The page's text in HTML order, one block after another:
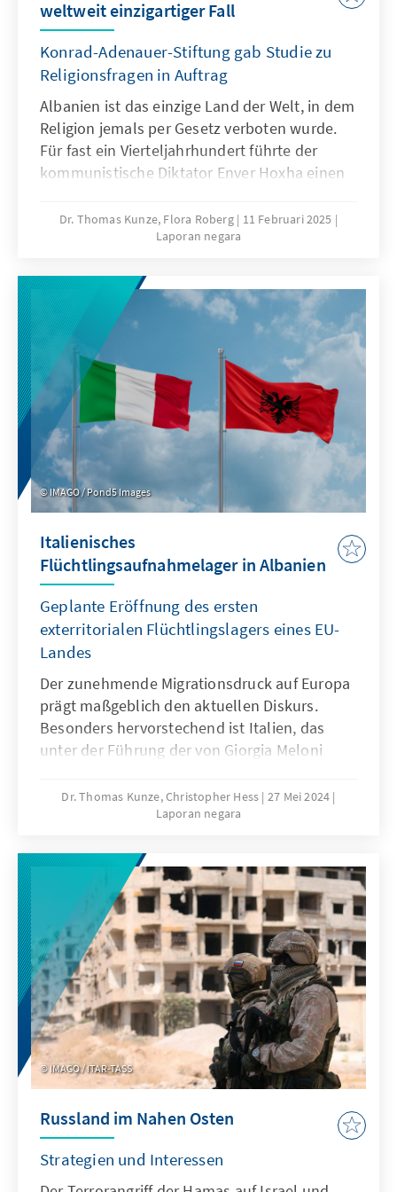
Ressourcen und ruft seine Anhänger zu
Protesten auf.
weltweit einzigartiger Fall
Konrad-Adenauer-Stiftung gab Studie zu
Religionsfragen in Auftrag
Albanien ist das einzige Land der Welt, in dem
Religion jemals per Gesetz verboten wurde.
Für fast ein Vierteljahrhundert führte der
kommunistische Diktator Enver Hoxha einen
wurden religiöse Institutionen geschlossen,
die Ausübung religiöser Riten verboten sowie
als Verbrechen gegen den Staat betrachtet.
Letzteres wurde eigens in einen Artikel des
Strafgesetzbuches aufgenommen, der ein
Strafmaß von drei bis zehn Jahren Gefängnis
vorsah.
Dr. Thomas Kunze, Flora Roberg
11 Februari 2025
Laporan negara
IMAGO / Pond5 Images
Italienisches
Flüchtlingsaufnahmelager in Albanien
Geplante Eröffnung des ersten
exterritorialen Flüchtlingslagers eines EU-
Landes
Der zunehmende Migrationsdruck auf Europa
prägt maßgeblich den aktuellen Diskurs.
Besonders hervorstechend ist Italien, das
unter der Führung der von Giorgia Meloni
Veränderung seiner migrationspolitischen
Ausrichtung erlebt. Gleichzeitig positioniert
dem Weg zur EU-Mitgliedschaft. Angesichts
dieser Entwicklungen werden innovative
Lösungsansätze gesucht. Ein
bemerkenswertes Beispiel ist die geplante
Eröffnung des ersten exterritorialen
Flüchtlingslagers eines EU-Landes: ein
italienisches Lager auf albanischem Boden,
das sowohl ethische als auch politische
Diskussionen auslöst.
Dr. Thomas Kunze, Christopher Hess 27 Mei 2024
Laporan negara
IMAGO / ITAR-TASS
Russland im Nahen Osten
Strategien und Interessen